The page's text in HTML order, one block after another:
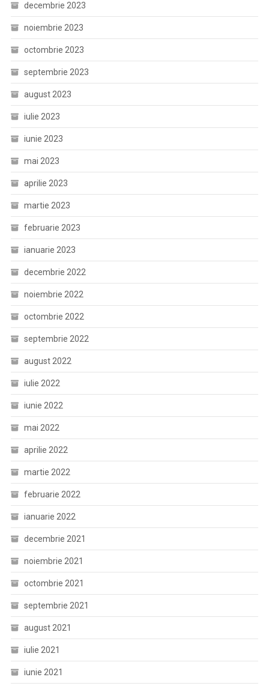
decembrie 2023
noiembrie 2023
octombrie 2023
septembrie 2023
august 2023
iulie 2023
iunie 2023
mai 2023
aprilie 2023
martie 2023
februarie 2023
ianuarie 2023
decembrie 2022
noiembrie 2022
octombrie 2022
septembrie 2022
august 2022
iulie 2022
iunie 2022
mai 2022
aprilie 2022
martie 2022
februarie 2022
ianuarie 2022
decembrie 2021
noiembrie 2021
octombrie 2021
septembrie 2021
august 2021
iulie 2021
iunie 2021